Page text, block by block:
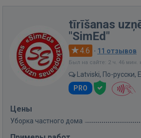
tīrīšanas
"SimEd"
4.6 · 11 отзывов
Был на сайте: 2 ч. 46 мин.
Latviski, По-русски,
PRO
Цены
Уборка частного дома